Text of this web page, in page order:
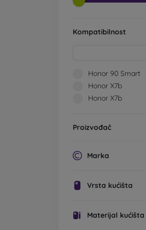
Kompatibilnost
Honor 90 Smart
Honor X7b
Honor X7b
Proizvođač
Marka
Vrsta kućišta
Materijal kućišta